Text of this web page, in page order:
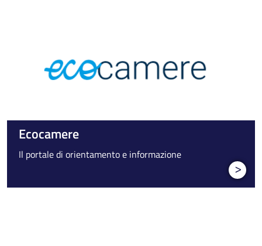
Ecocamere
Il portale di orientamento e informazione
>